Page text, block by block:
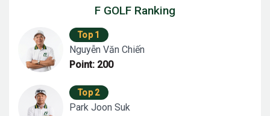
F GOLF Ranking
Top 1
Nguyễn Văn Chiến
Point: 200
Top 2
Park Joon Suk